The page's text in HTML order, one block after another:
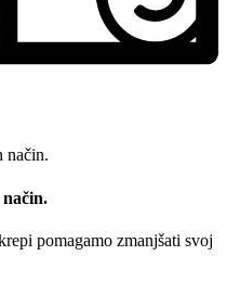
način.
pomagamo zmanjšati svoj